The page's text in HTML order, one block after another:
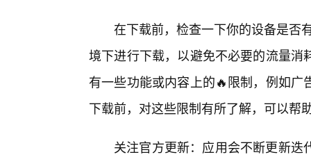
在下载前，检查一下你的设备是否
境下进行下载，以避免不必要的流量
有一些功能或内容上的🔥限制，例如
下载前，对这些限制有所了解，可以帮
关注官方更新：应用会不断更新